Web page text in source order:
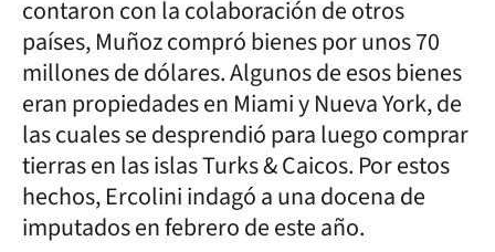
contaron con la colaboración de otros
países, Muñoz compró bienes por unos 70
millones de dólares. Algunos de esos bienes
eran propiedades en Miami y Nueva York, de
las cuales se desprendió para luego comprar
tierras en las islas Turks & Caicos. Por estos
hechos, Ercolini indagó a una docena de
imputados en febrero de este año.